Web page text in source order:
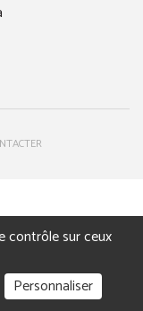
contrôle sur ceux
Personnaliser